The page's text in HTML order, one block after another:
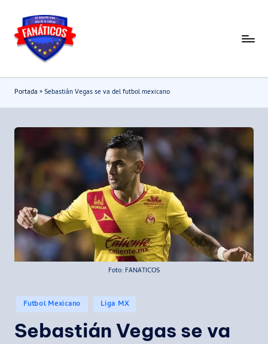
Saltar
contenido
F
n
a
t
i
c
s
Noticias
deportivas
-
Mundial
2026
Portada »Sebastián Vegas se va del futbol mexicano
Foto: FANATICOS
Publicado
en
Futbol Mexicano Liga MX
Sebastián Vegas se va